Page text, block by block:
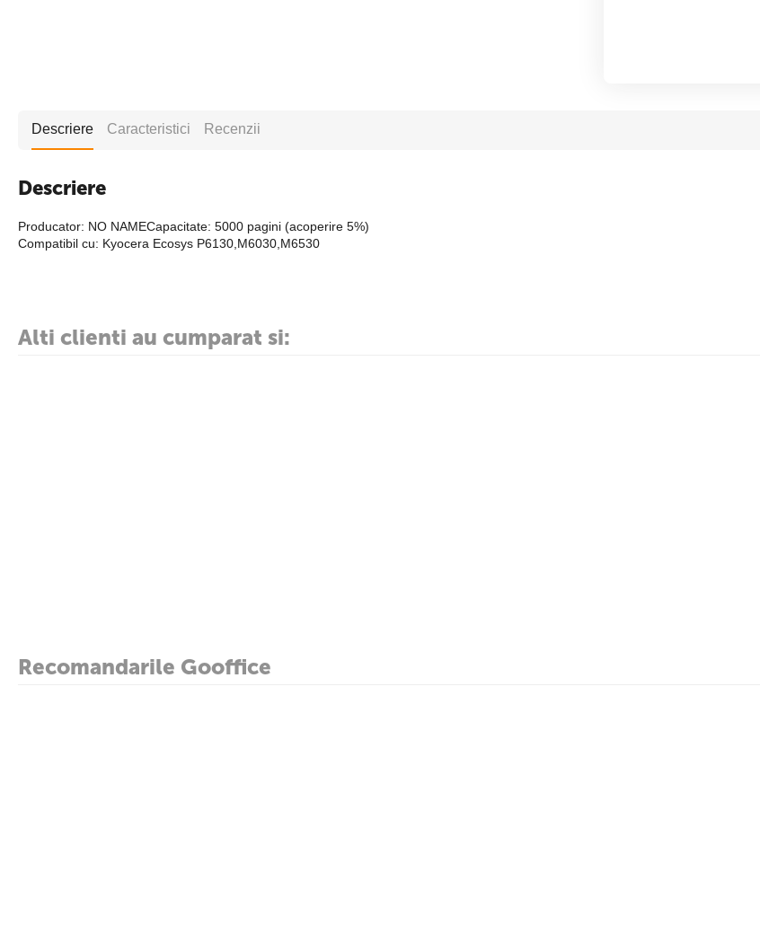
Descriere Caracteristici Recenzii
Descriere
Producator: NO NAMECapacitate: 5000 pagini (acoperire 5%)
Compatibil cu: Kyocera Ecosys P6130,M6030,M6530
Alti clienti au cumparat si:
Recomandarile Gooffice